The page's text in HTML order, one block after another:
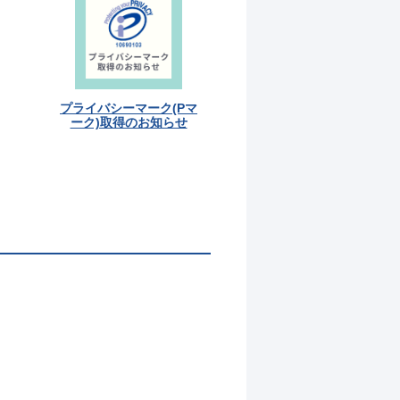
プライバシーマーク(Pマ
ーク)取得のお知らせ